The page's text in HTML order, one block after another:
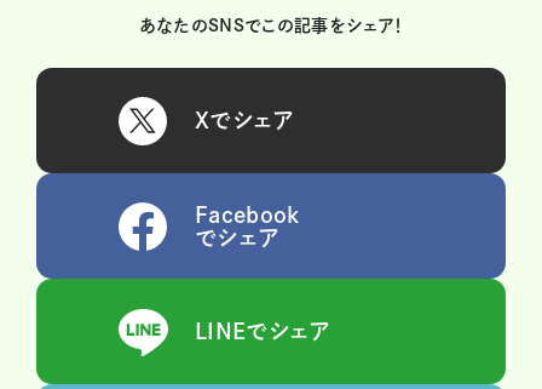
あなたのSNSでこの記事をシェア！
Xでシェア
Facebook
でシェア
LINEでシェア